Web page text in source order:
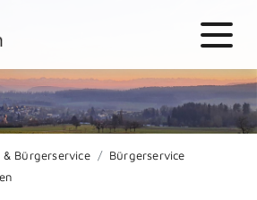
& Bürgerservice
Bürgerservice